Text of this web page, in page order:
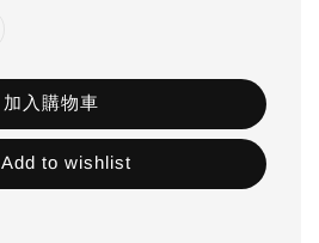
加入購物車
Add to wishlist